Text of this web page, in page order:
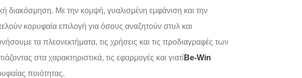
διακόσμηση. Με την κομψή, γυαλισμένη εμφάνιση και την
κορυφαία επιλογή για όσους αναζητούν στυλ και
τα πλεονεκτήματα, τις χρήσεις και τις προδιαγραφές των
στα χαρακτηριστικά, τις εφαρμογές και γιατί Be-Win
ποιότητας.